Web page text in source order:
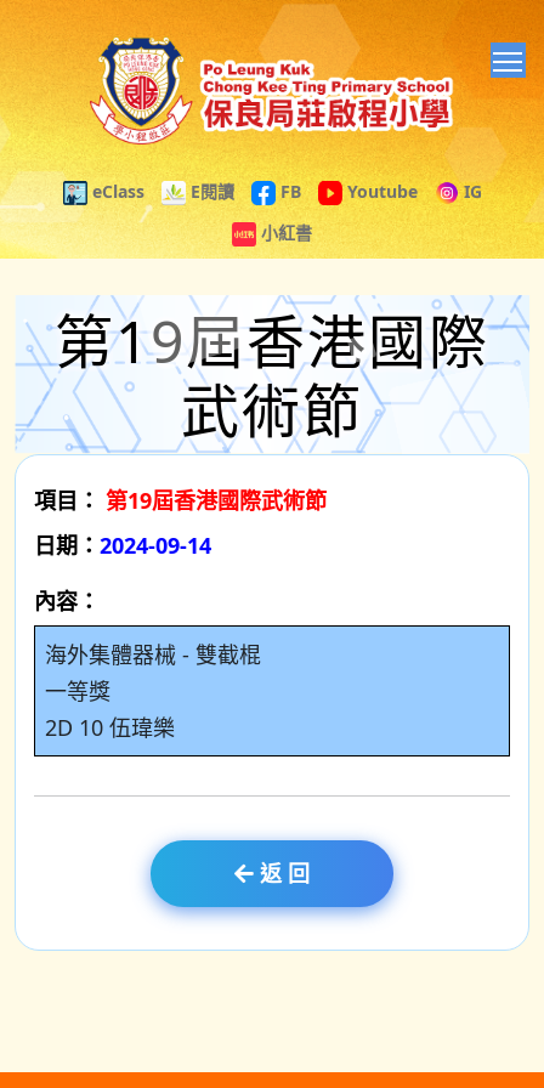
eClass E閱讀 FB Youtube
IG
小紅書
第19屆香港國際
武術節
項目： 第19屆香港國際武術節
日期： 2024-09-14
內容：
海外集體器械 - 雙截棍
一等獎
2D 10 伍瑋樂
返 回